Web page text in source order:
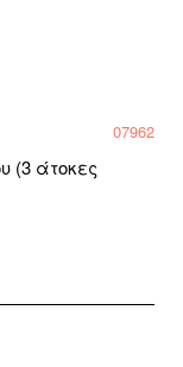
07962
(3 άτοκες